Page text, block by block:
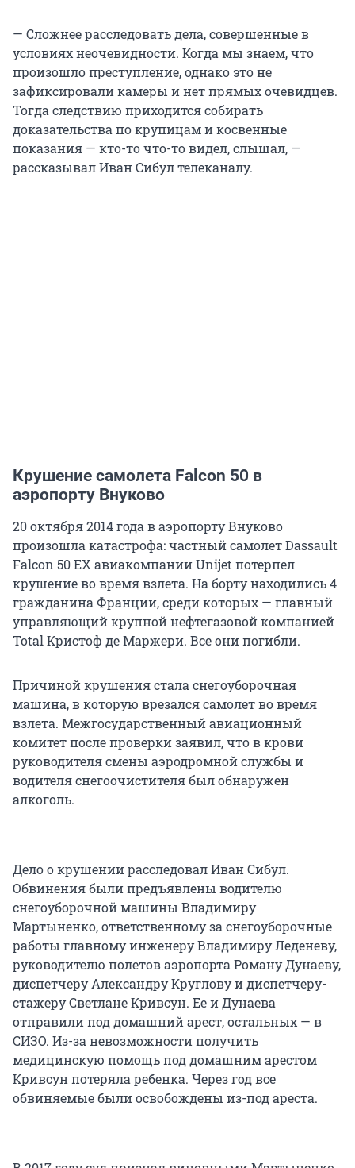
— Сложнее расследовать дела, совершенные в
условиях неочевидности. Когда мы знаем, что
произошло преступление, однако это не
зафиксировали камеры и нет прямых очевидцев.
Тогда следствию приходится собирать
доказательства по крупицам и косвенные
показания — кто-то что-то видел, слышал, —
рассказывал Иван Сибул телеканалу.
Крушение самолета Falcon 50 в
аэропорту Внуково
20 октября 2014 года в аэропорту Внуково
произошла катастрофа: частный самолет Dassault
Falcon 50 EX авиакомпании Unijet потерпел
крушение во время взлета. На борту находились 4
гражданина Франции, среди которых — главный
управляющий крупной нефтегазовой компанией
Total Кристоф де Маржери. Все они погибли.
Причиной крушения стала снегоуборочная
машина, в которую врезался самолет во время
взлета. Межгосударственный авиационный
комитет после проверки заявил, что в крови
руководителя смены аэродромной службы и
водителя снегоочистителя был обнаружен
алкоголь.
Дело о крушении расследовал Иван Сибул.
Обвинения были предъявлены водителю
снегоуборочной машины Владимиру
Мартыненко, ответственному за снегоуборочные
работы главному инженеру Владимиру Леденеву,
руководителю полетов аэропорта Роману Дунаеву,
диспетчеру Александру Круглову и диспетчеру-
стажеру Светлане Кривсун. Ее и Дунаева
отправили под домашний арест, остальных — в
СИЗО. Из-за невозможности получить
медицинскую помощь под домашним арестом
Кривсун потеряла ребенка. Через год все
обвиняемые были освобождены из-под ареста.